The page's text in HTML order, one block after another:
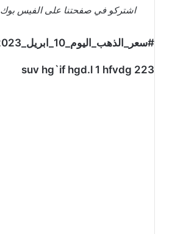
اشتركو في صفحتنا على الفيس بوك
#سعر_الذهب_اليوم_10_ابريل_2023
suv hg`if hgd.l 1 hfvdg 223